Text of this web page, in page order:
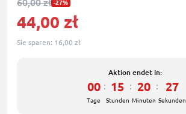
60,00 zł -27%
44,00 zł
Sie sparen: 16,00 zł
Aktion endet in:
00
Tage
: 15
Stunden
: 20
Minuten
: 27
Sekunden